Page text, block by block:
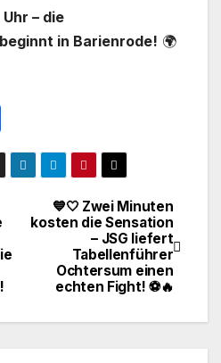
– die
in Barienrode! 🌍
ei
le
💙🤍 Zwei Minuten
kosten die Sensation
– JSG liefert
Tabellenführer
Ochtersum einen
echten Fight! ⚽🔥